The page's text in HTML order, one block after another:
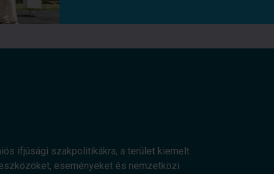
ifjúsági szakpolitikákra, a terület kiemelt
eseményeket és nemzetközi